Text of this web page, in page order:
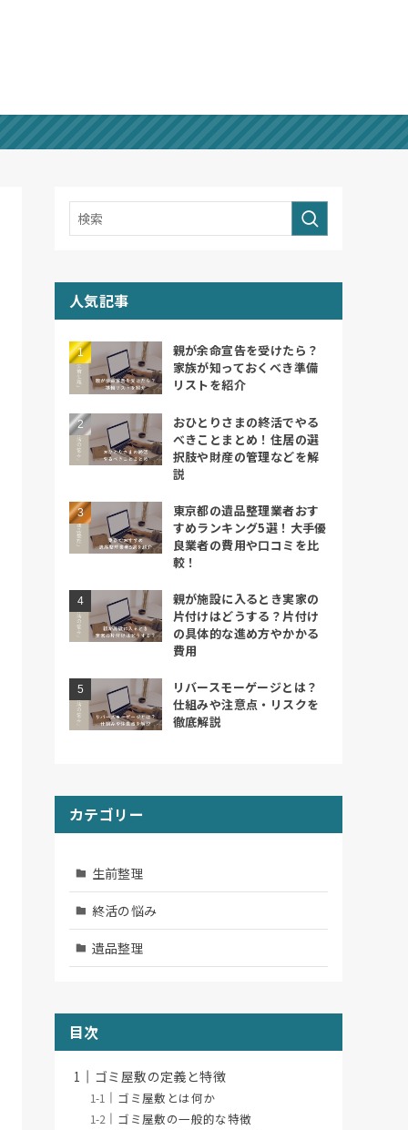
人気記事
親が余命宣告を受けたら？
家族が知っておくべき準備
リストを紹介
おひとりさまの終活でやる
べきことまとめ！住居の選
択肢や財産の管理などを解
説
東京都の遺品整理業者おす
すめランキング5選！大手優
良業者の費用や口コミを比
較！
親が施設に入るとき実家の
片付けはどうする？片付け
の具体的な進め方やかかる
費用
リバースモーゲージとは？
仕組みや注意点・リスクを
徹底解説
カテゴリー
生前整理
終活の悩み
遺品整理
目次
ゴミ屋敷の定義と特徴
ゴミ屋敷とは何か
ゴミ屋敷の一般的な特徴